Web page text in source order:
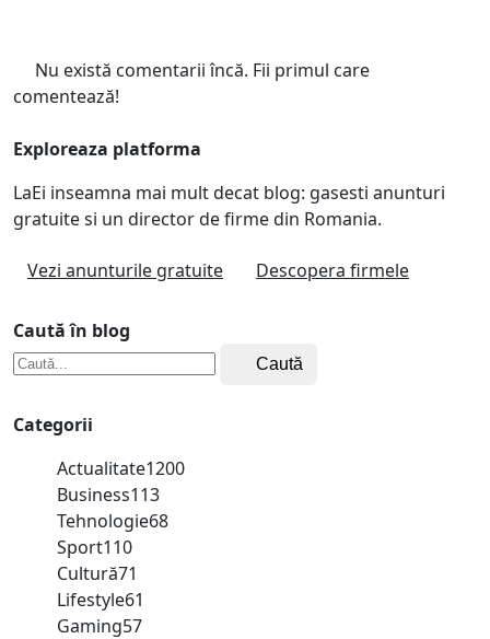
Nu există comentarii încă. Fii primul care
comentează!
Exploreaza platforma
LaEi inseamna mai mult decat blog: gasesti anunturi
gratuite si un director de firme din Romania.
Vezi anunturile gratuite Descopera firmele
Caută în blog
Caută
Categorii
Actualitate1200
Business113
Tehnologie68
Sport110
Cultură71
Lifestyle61
Gaming57